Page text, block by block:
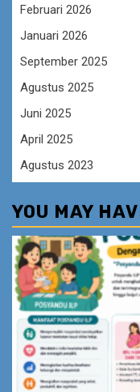
Februari 2026
Januari 2026
September 2025
Agustus 2025
Juni 2025
April 2025
Agustus 2023
YOU MAY